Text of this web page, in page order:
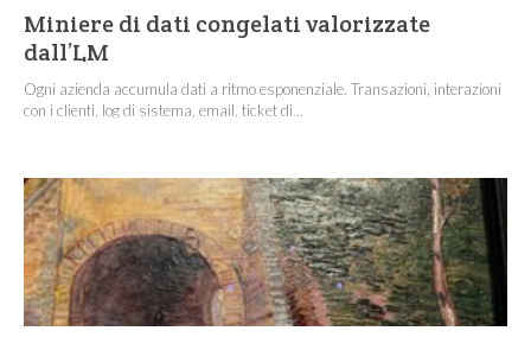
Miniere di dati congelati valorizzate
dall’LM
Ogni azienda accumula dati a ritmo esponenziale. Transazioni, interazioni
con i clienti, log di sistema, email, ticket di...